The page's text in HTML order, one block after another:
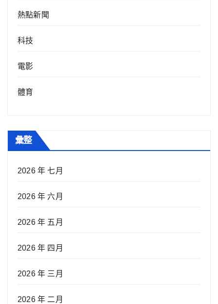
熱點新聞
科技
電影
體育
彙整
2026 年 七月
2026 年 六月
2026 年 五月
2026 年 四月
2026 年 三月
2026 年 二月